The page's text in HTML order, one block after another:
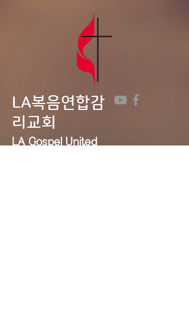
LA복음연합감
리교회
LA Gospel United